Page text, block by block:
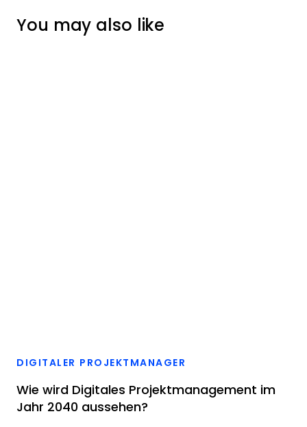
You may also like
DIGITALER PROJEKTMANAGER
Wie wird Digitales Projektmanagement im
Jahr 2040 aussehen?